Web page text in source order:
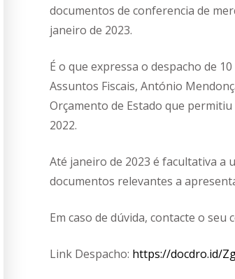
documentos de conferencia de
janeiro de 2023.
É o que expressa o despacho de
Assuntos Fiscais, António
Orçamento de Estado que
2022.
Até janeiro de 2023 é facultativa a
documentos relevantes a
Em caso de dúvida, contacte o
Link Despacho: https://docdro.id/